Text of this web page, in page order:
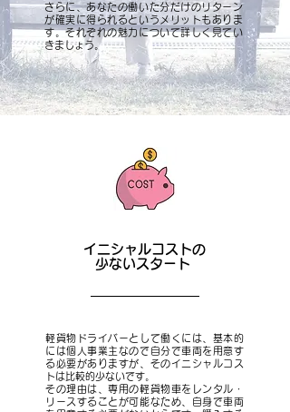
さらに、あなたの働いた分だけのリターン
が確実に得られるというメリットもありま
す。それぞれの魅力について詳しく見てい
きましょう。
イニシャルコストの
少ないスタート
軽貨物ドライバーとして働くには、基本的
には個人事業主なので自分で車両を用意す
る必要がありますが、そのイニシャルコス
トは比較的少ないです。
その理由は、専用の軽貨物車をレンタル・
リースすることが可能なため、自身で車両